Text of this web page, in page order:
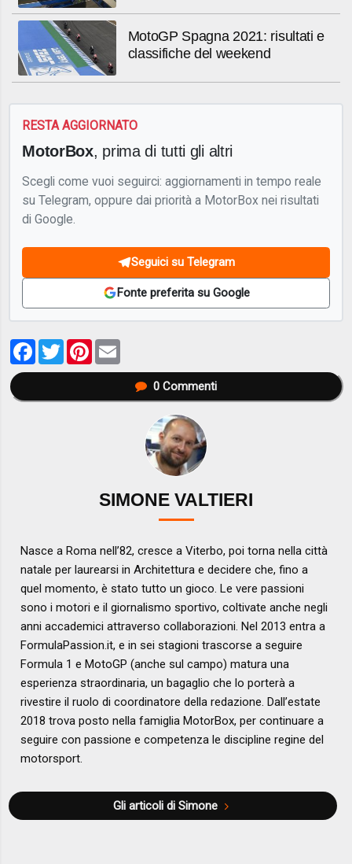
MotoGP Spagna 2021: risultati e
classifiche del weekend
RESTA AGGIORNATO
MotorBox, prima di tutti gli altri
Scegli come vuoi seguirci: aggiornamenti in tempo reale
su Telegram, oppure dai priorità a MotorBox nei risultati
di Google.
Seguici su Telegram
Fonte preferita su Google
Facebook
TwitterPinterest
0Commenti
SIMONE VALTIERI
Nasce a Roma nell’82, cresce a Viterbo, poi torna nella città
natale per laurearsi in Architettura e decidere che, fino a
quel momento, è stato tutto un gioco. Le vere passioni
sono i motori e il giornalismo sportivo, coltivate anche negli
anni accademici attraverso collaborazioni. Nel 2013 entra a
FormulaPassion.it, e in sei stagioni trascorse a seguire
Formula 1 e MotoGP (anche sul campo) matura una
esperienza straordinaria, un bagaglio che lo porterà a
rivestire il ruolo di coordinatore della redazione. Dall’estate
2018 trova posto nella famiglia MotorBox, per continuare a
seguire con passione e competenza le discipline regine del
motorsport.
Gli articoli di Simone